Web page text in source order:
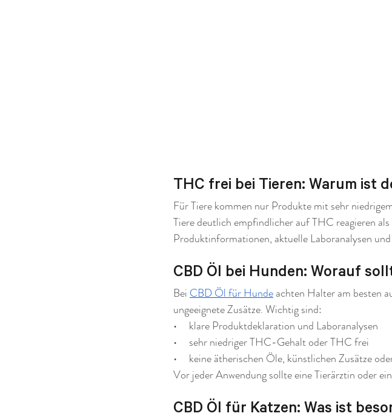
THC frei bei Tieren: Warum ist
Für Tiere kommen nur Produkte mit sehr
Tiere deutlich empfindlicher auf THC reagieren
Produktinformationen, aktuelle Laboranalysen
CBD Öl bei Hunden: Worauf
Bei CBD Öl für Hunde achten Halter am besten
ungeeignete Zusätze. Wichtig sind:
•     klare Produktdeklaration und Laboranalysen
•     sehr niedriger THC-Gehalt oder THC frei
•     keine ätherischen Öle, künstlichen Zusätze
Vor jeder Anwendung sollte eine Tierärztin oder
CBD Öl für Katzen: Was ist